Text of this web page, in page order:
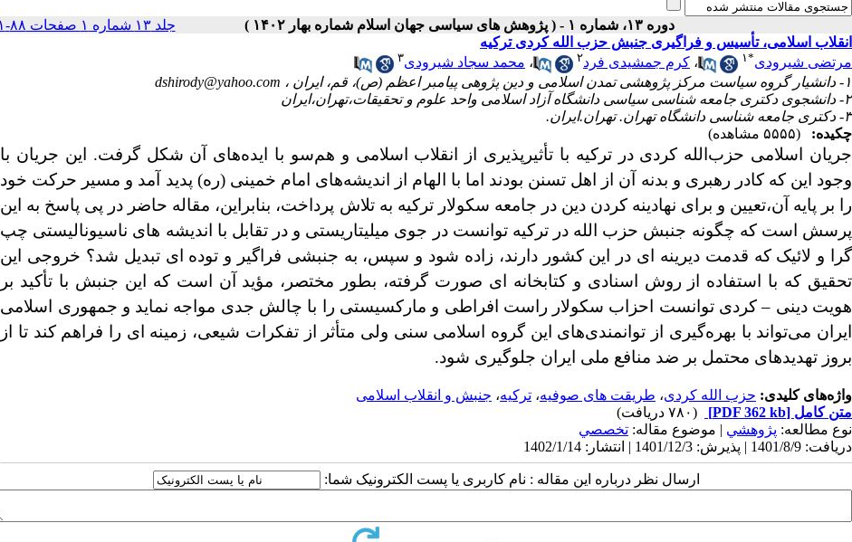
دوره ۱۳، شماره ۱ - ( پژوهش های سیاسی جهان اسلام شماره بهار ۱۴۰۲ ) جلد ۱۳ شماره ۱ صفحات ۸۸-۷۱
انقلاب اسلامی، تأسیس و فراگیری جنبش حزب الله کردی ترکیه
مرتضی شیرودی*۱ ، کرم جمشیدی فرد۲ ، محمد سجاد شیرودی۳
۱- دانشیار گروه سیاست مرکز پژوهشی تمدن اسلامی و دین پژوهی پیامبر اعظم (ص)، قم، ایران ،
dshirody@yahoo.com
۲- دانشجوی دکتری جامعه شناسی سیاسی دانشگاه آزاد اسلامی واحد علوم و تحقیقات،تهران،ایران
۳- دکتری جامعه شناسی دانشگاه تهران. تهران.ایران.
چکیده:
(۵۵۵۵ مشاهده)
جریان اسلامی حزب‌الله کردی در ترکیه با تأثیرپذیری از انقلاب اسلامی و هم‌سو با ایده‌های آن شکل گرفت. این جریان با
وجود این که کادر رهبری و بدنه آن از اهل تسنن بودند اما با الهام از اندیشه‌های امام خمینی (ره) پدید آمد و مسیر حرکت خود
را بر پایه آن،تعیین و برای نهادینه کردن دین در جامعه سکولار ترکیه به تلاش پرداخت، بنابراین، مقاله حاضر در پی پاسخ به این
پرسش است که چگونه جنبش حزب الله در ترکیه توانست در جوی میلیتاریستی و در تقابل با اندیشه های ناسیونالیستی چپ
گرا و لائیک که قدمت دیرینه ای در این کشور دارند، زاده شود و سپس، به جنبشی فراگیر و توده ای تبدیل شد؟ خروجی این
تحقیق که با استفاده از روش اسنادی و کتابخانه ای صورت گرفته، بطور مختصر، مؤید آن است که این جنبش با تأکید بر
هویت دینی –کردی توانست احزاب سکولار راست افراطی و مارکسیستی را با چالش جدی مواجه نماید و جمهوری اسلامی
ایران می‌تواند با بهره‌گیری از توانمندی‌های این گروه اسلامی سنی ولی متأثر از تفکرات شیعی، زمینه ای را فراهم کند تا از
بروز تهدیدهای محتمل بر ضد منافع ملی ایران جلوگیری شود.
واژه‌های کلیدی: حزب الله کردی، طریقت های صوفیه، ترکیه، جنبش و انقلاب اسلامی
متن کامل [PDF 362 kb]
(۷۸۰ دریافت)
نوع مطالعه: پژوهشي | موضوع مقاله: تخصصي
دریافت: 1401/8/9 | پذیرش: 1401/12/3 | انتشار: 1402/1/14
ارسال نظر درباره این مقاله : نام کاربری یا پست الکترونیک شما: